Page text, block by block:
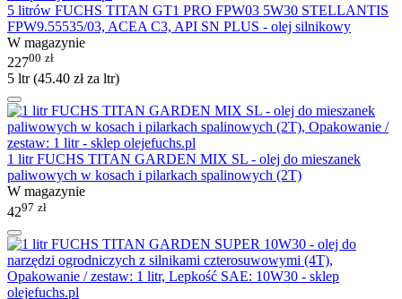
5 litrów FUCHS TITAN GT1 PRO FPW03 5W30 STELLANTIS
FPW9.55535/03, ACEA C3, API SN PLUS - olej silnikowy
W magazynie
22700 zł
5 ltr (45.40 złza ltr)
1 litr FUCHS TITAN GARDEN MIX SL - olej do mieszanek
paliwowych w kosach i pilarkach spalinowych (2T)
W magazynie
4297 zł